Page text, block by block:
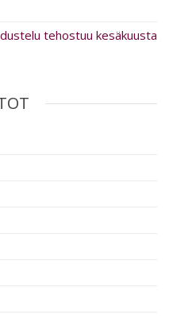
tehostuu kesäkuusta